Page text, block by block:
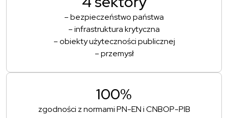
– bezpieczeństwo państwa
– infrastruktura krytyczna
– obiekty użyteczności publicznej
– przemysł
100%
zgodności z normami PN-EN i CNBOP-PIB